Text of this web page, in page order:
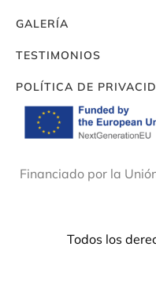
GALERÍA
TESTIMONIOS
POLÍTICA DE
Financiado por la
Todos los